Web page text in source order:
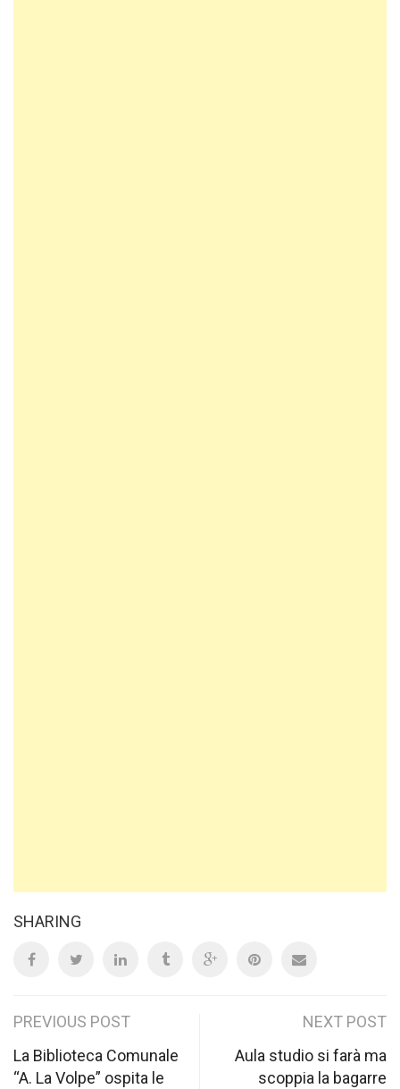
SHARING
Post
navigation
PREVIOUS POST
La Biblioteca Comunale
“A. La Volpe” ospita le
NEXT POST
Aula studio si farà ma
scoppia la bagarre